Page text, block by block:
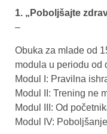
1. „Poboljšajte
–
Obuka za mlade od
modula u periodu od
Modul I: Pravilna
Modul II: Trening ne
Modul III: Od
Modul IV: